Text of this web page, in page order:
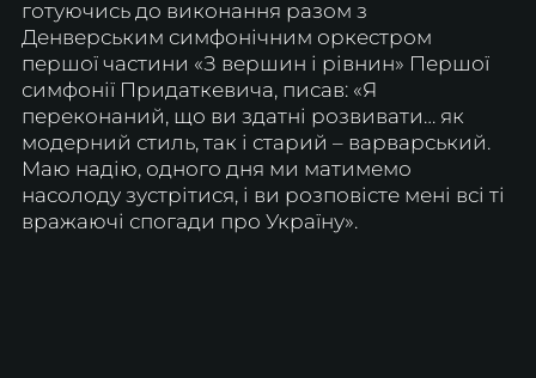
готуючись до виконання разом з
Денверським симфонічним оркестром
першої частини «З вершин і рівнин» Першої
симфонії Придаткевича, писав: «Я
переконаний, що ви здатні розвивати… як
модерний стиль, так і старий – варварський.
Маю надію, одного дня ми матимемо
насолоду зустрітися, і ви розповісте мені всі ті
вражаючі спогади про Україну».